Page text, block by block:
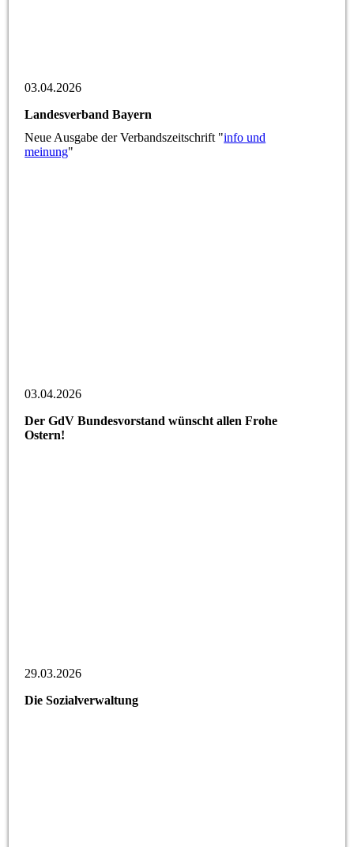
03.04.2026
Landesverband Bayern
Neue Ausgabe der Verbandszeitschrift "info und
meinung"
03.04.2026
Der GdV Bundesvorstand wünscht allen Frohe
Ostern!
29.03.2026
Die Sozialverwaltung